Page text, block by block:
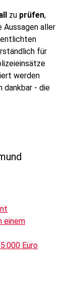
zu prüfen,
Aussagen aller
für
werden
dankbar - die
einem
Euro